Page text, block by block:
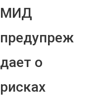
МИД
предупреж
дает о
рисках